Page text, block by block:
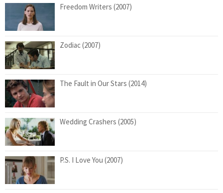
Freedom Writers (2007)
Zodiac (2007)
The Fault in Our Stars (2014)
Wedding Crashers (2005)
P.S. I Love You (2007)